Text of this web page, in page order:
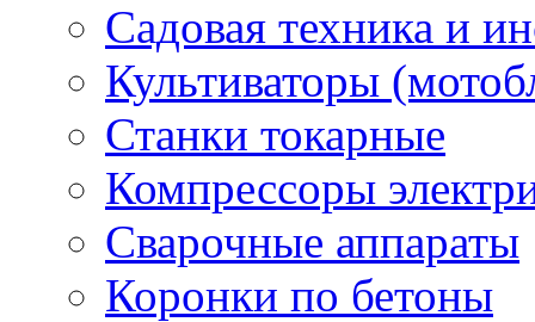
Садовая техника и
Культиваторы
Станки токарные
Компрессоры
Сварочные аппараты
Коронки по бетоны